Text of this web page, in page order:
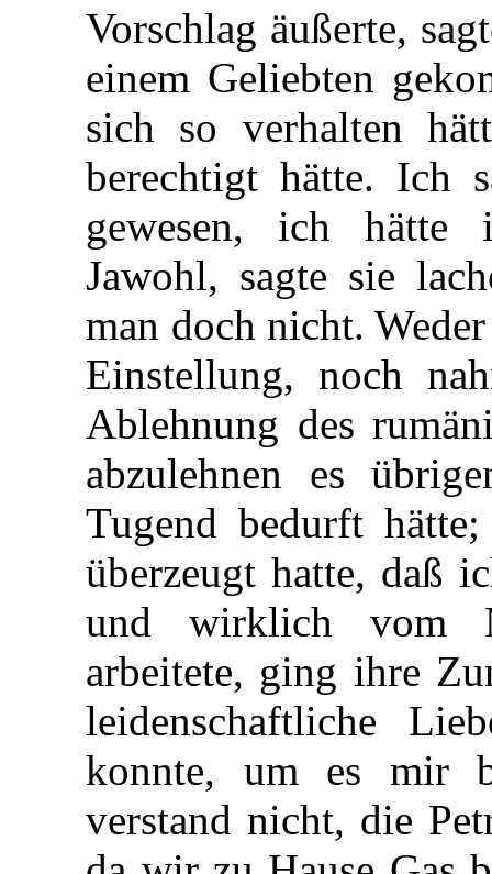
Vorschlag äußerte,
einem Geliebten
sich so verhalten
berechtigt hätte. Ich
gewesen, ich
Jawohl, sagte sie
man doch nicht.
Einstellung, noch
Ablehnung des
abzulehnen es
Tugend bedurft
überzeugt hatte, daß
und wirklich vom
arbeitete, ging ihre
leidenschaftliche
konnte, um es mir
verstand nicht, die